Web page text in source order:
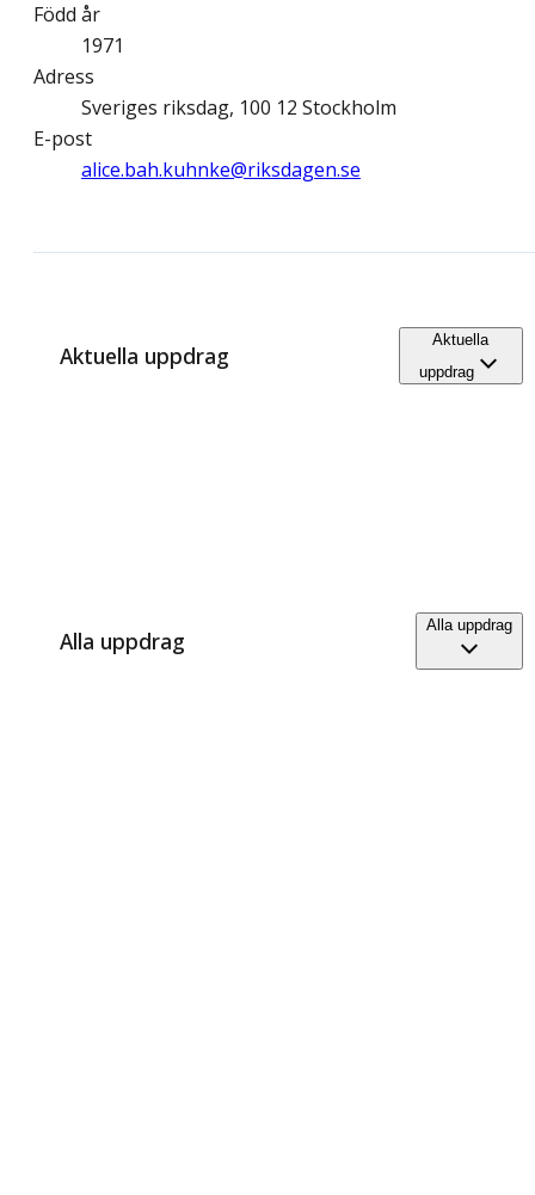
Född år
1971
Adress
Sveriges riksdag, 100 12 Stockholm
E-post
alice.bah.kuhnke@­riksdagen.se
Aktuella uppdrag
Aktuella
uppdrag
Alla uppdrag
Alla uppdrag